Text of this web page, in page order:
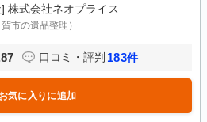
株式会社ネオプライス
賀市の遺品整理）
口コミ・評判 183件
気に入りに追加